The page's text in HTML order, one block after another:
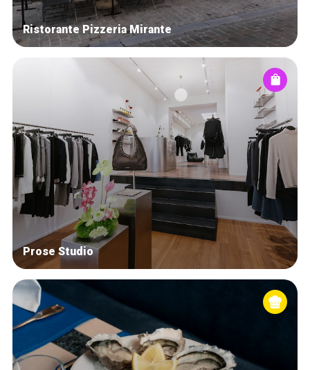
Ristorante Pizzeria Mirante
Prose Studio